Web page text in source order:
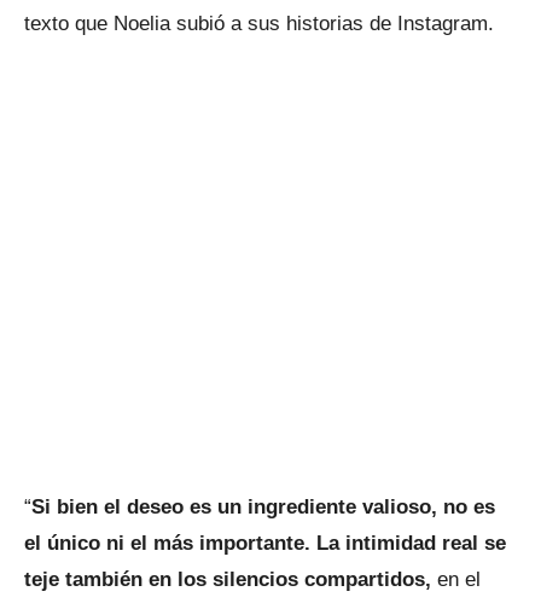
texto que Noelia subió a sus historias de Instagram.
“Si bien el deseo es un ingrediente valioso, no es
el único ni el más importante. La intimidad real se
teje también en los silencios compartidos, en el